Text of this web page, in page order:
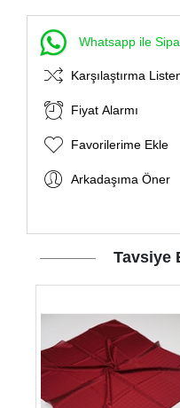
Whatsapp ile
Karşılaştırma
Fiyat Alarmı
Favorilerime Ekle
Arkadaşıma Öner
Tavsiye